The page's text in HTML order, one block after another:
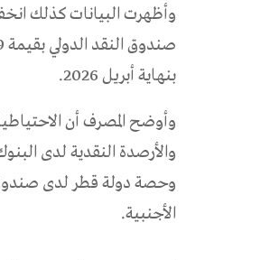
وأظهرت البيانات كذلك
بنهاية أبريل 2026.
وأوضح المصرف أن
والأرصدة النقدية لدى
وحصة دولة قطر لدى صندوق
الأجنبية.